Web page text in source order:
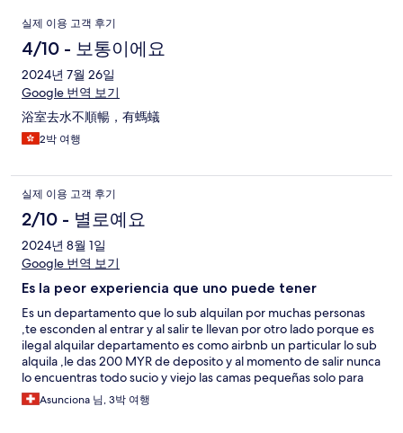
이
용
후
기
실제 이용 고객 후기
4/10 - 보통이에요
2024년 7월 26일
Google 번역 보기
浴室去水不順暢，有螞蟻
2박 여행
실제 이용 고객 후기
2/10 - 별로예요
2024년 8월 1일
Google 번역 보기
Es la peor experiencia que uno puede tener
Es un departamento que lo sub alquilan por muchas personas
,te esconden al entrar y al salir te llevan por otro lado porque es
ilegal alquilar departamento es como airbnb un particular lo sub
alquila ,le das 200 MYR de deposito y al momento de salir nunca
lo encuentras todo sucio y viejo las camas pequeñas solo para
una persona nunca vi la picina y nunca nadie viene a ver si
necesitas algo no hay nada de nada cinceramente fue el.unico
Asunciona 님, 3박 여행